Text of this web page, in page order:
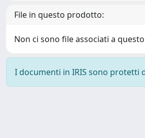
File in questo prodotto:
Non ci sono file associati a
I documenti in IRIS sono protetti